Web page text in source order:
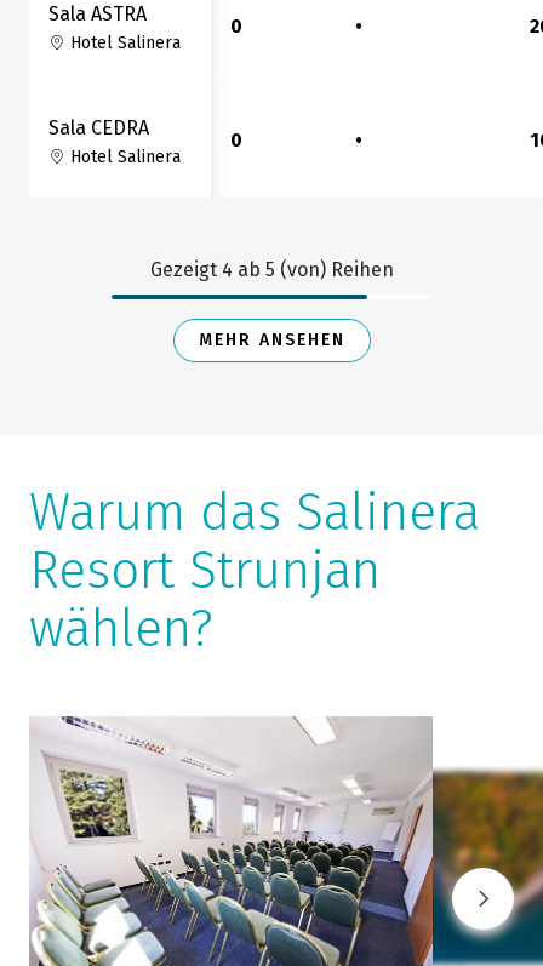
Sala ASTRA
Hotel Salinera
0 •
Sala CEDRA
Hotel Salinera
0 •
Gezeigt 4 ab 5 (von) Reihen
MEHR ANSEHEN
Warum das Salinera
Resort Strunjan
wählen?